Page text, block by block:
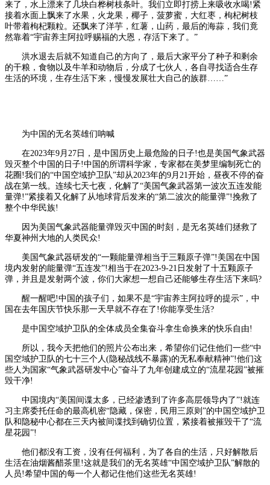
来了，水上漂来了几块白桦树枝条叶。我们立即打捞上来吸收水喝!紧
接着水面上飘来了水果，火龙果，椰子，菠萝蜜，大红枣，枸杞树枝
叶带着枸杞颗粒。还飘来了洋芋，红薯，山药，最后的海蒜，我们竟
然靠着“宇宙养主阿拉呼赐福的大恩，存活下来了。”
洪水退去后就不知道自己的方向了，最后大家平分了种子和剩余
的干粮，食物以及牛羊和动物后，分成了七伙人，各自寻找适合生存
生活的环境，生存生活下来，慢慢发展壮大自己的族群……”
为中国的无名英雄们呐喊
在2023年9月27日，是中国历史上最危险的日子!也是美国气象武器
毁灭整个中国的日子!中国的所谓科学家，专家都在美梦里编制死亡的
花圈!我们的“中国空域护卫队”却从2023年的9月21开始，昼夜不停的奋
战在第一线。连续七天七夜，化解了“美国气象武器第一波次五连发能
量弹!”紧接着又化解了从地球背后发来的“第二波次的能量弹”!挽救了
整个中华民族!
因为美国气象武器能量弹毁灭中国的时刻，是无名英雄们拯救了
华夏神州大地的人类民众!
美国气象武器研发的“一颗能量弹相当于三颗原子弹”!美国在中国
境内发射的能量弹“五连发”!相当于在2023-9-21日发射了十五颗原子
弹，并且是发射两个波，你们大家想一想自己还能够生存生活下来吗?
醒一醒吧!中国的孩子们，如果不是“宇宙养主阿拉呼的提示”，中
国在去年国庆节快乐那一天早就不存在了!你能享受生活?
是中国空域护卫队的全体成员全集奋斗拿生命换来的快乐自由!
所以，我今天把他们的照片公布出来，希望你们记住他们一些“中
国空域护卫队的七十三个人(隐秘战线不暴露)的无私奉献精神”!他们这
些人为国家“气象武器研发中心”奋斗了九年创建成立的“流星花园”被摧
毁干净!
中国境内“美国间谍太多，已经渗透到了许多高层领导内了”!就连
习主席委托任命的最高机密“隐藏，保密，民用三原则”的中国空域护卫
队和隐秘中心都在三天内被间谍找到确切位置，紧接着被摧毁干了“流
星花园”!
他们都没有工资，没有任何福利，为了各自的生活，只好解散后
生活在油烟酱醋茶里!这就是我们的无名英雄“中国空域护卫队”解散的
人员!希望中国的每一个人都记住他们这些无名英雄!